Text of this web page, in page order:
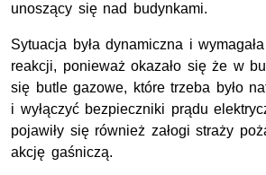
unoszący się nad budynkami.
Sytuacja była dynamiczna i
reakcji, ponieważ okazało się że w
się butle gazowe, które trzeba było
i wyłączyć bezpieczniki prądu
pojawiły się również załogi straży
akcję gaśniczą.